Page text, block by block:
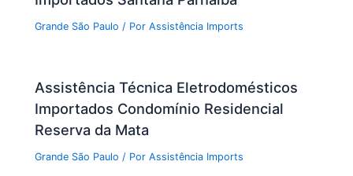
Grande São Paulo / PorAssistência Imports
Assistência Técnica Eletrodomésticos
Importados Condomínio Residencial
Reserva da Mata
Grande São Paulo / PorAssistência Imports